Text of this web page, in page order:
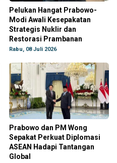
Pelukan Hangat Prabowo-
Modi Awali Kesepakatan
Strategis Nuklir dan
Restorasi Prambanan
Rabu, 08 Juli 2026
Prabowo dan PM Wong
Sepakat Perkuat Diplomasi
ASEAN Hadapi Tantangan
Global